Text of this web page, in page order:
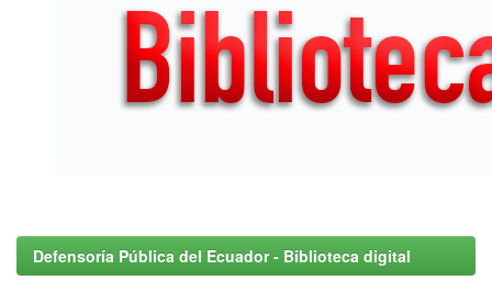
Defensoría Pública del Ecuador - Biblioteca digital